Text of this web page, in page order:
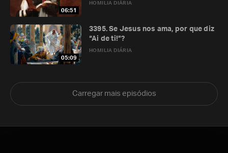
06:51
HOMILIA DIÁRIA
05:09
HOMILIA DIÁRIA
3395. Se Jesus nos ama, por que diz
“Ai de ti!”?
Carregar mais episódios